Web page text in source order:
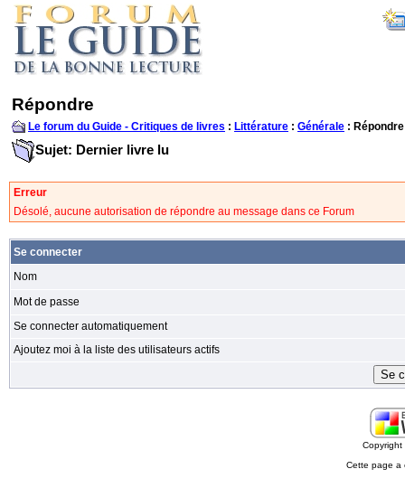
Répondre
Le forum du Guide - Critiques de livres : Littérature : Générale : Répondre
Sujet: Dernier livre lu
Erreur
Désolé, aucune autorisation de répondre au message dans ce Forum
Se connecter
Nom
Mot de passe
Se connecter automatiquement
Ajoutez moi à la liste des utilisateurs actifs
Cette page a